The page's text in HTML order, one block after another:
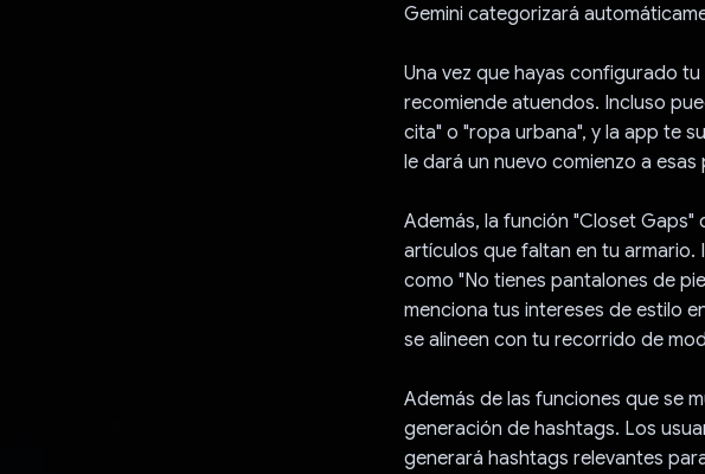
Gemini categorizará
Una vez que hayas configurado
recomiende atuendos. Incluso
cita" o "ropa urbana", y la app te
le dará un nuevo comienzo a
Además, la función "Closet Gaps"
artículos que faltan en tu
como "No tienes pantalones de
menciona tus intereses de estilo
se alineen con tu recorrido de
Además de las funciones que se
generación de hashtags. Los
generará hashtags relevantes